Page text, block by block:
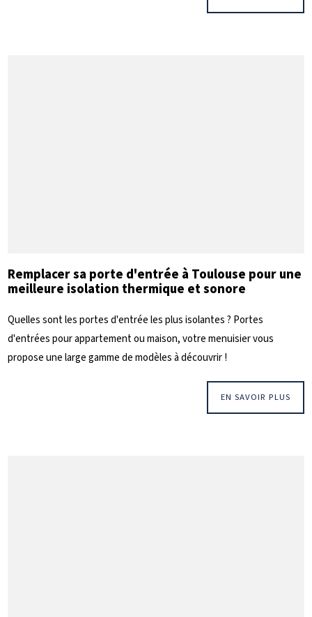
Remplacer sa porte d'entrée à Toulouse pour une
meilleure isolation thermique et sonore
Quelles sont les portes d'entrée les plus isolantes ? Portes
d'entrées pour appartement ou maison, votre menuisier vous
propose une large gamme de modèles à découvrir !
EN SAVOIR PLUS